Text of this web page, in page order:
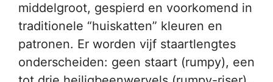
middelgroot, gespierd en voorkomend in
traditionele “huiskatten” kleuren en
patronen. Er worden vijf staartlengtes
onderscheiden: geen staart (rumpy), een